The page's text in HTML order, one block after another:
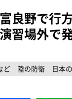
良野で行
習場外で
ど 陸の防衛
日本